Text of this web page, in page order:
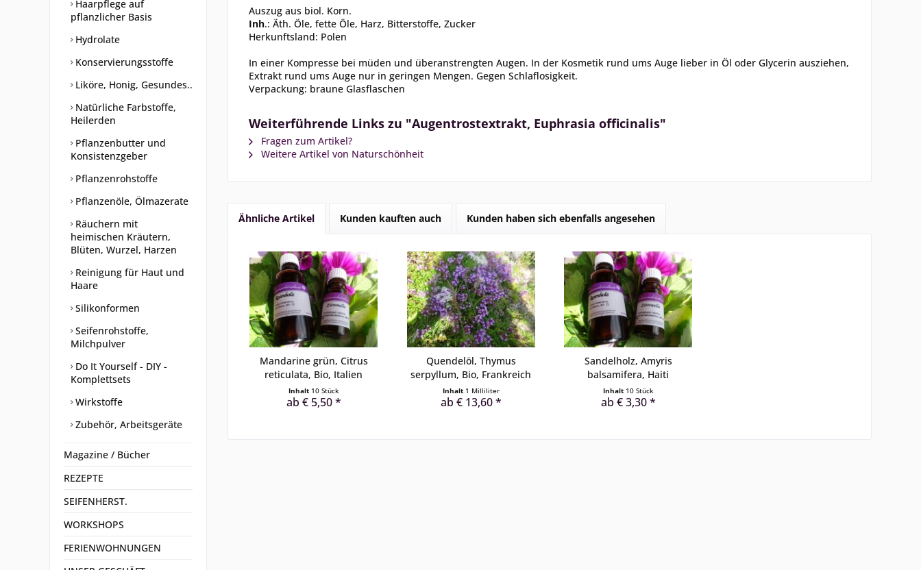
Haarpflege auf
pflanzlicher Basis
Hydrolate
Konservierungsstoffe
Liköre, Honig, Gesundes..
Natürliche Farbstoffe,
Heilerden
Pflanzenbutter und
Konsistenzgeber
Pflanzenrohstoffe
Pflanzenöle, Ölmazerate
Räuchern mit
heimischen Kräutern,
Blüten, Wurzel, Harzen
Reinigung für Haut und
Haare
Silikonformen
Seifenrohstoffe,
Milchpulver
Do It Yourself - DIY -
Komplettsets
Wirkstoffe
Zubehör, Arbeitsgeräte
Magazine / Bücher
REZEPTE
SEIFENHERST.
WORKSHOPS
FERIENWOHNUNGEN
Auszug aus biol. Korn.
Inh.: Äth. Öle, fette Öle, Harz, Bitterstoffe, Zucker
Herkunftsland: Polen
In einer Kompresse bei müden und überanstrengten Augen. In der Kosmetik rund ums Auge lieber in Öl oder Glycerin ausziehen,
Extrakt rund ums Auge nur in geringen Mengen. Gegen Schlaflosigkeit.
Verpackung: braune Glasflaschen
Weiterführende Links zu "Augentrostextrakt, Euphrasia officinalis"
Fragen zum Artikel?
Weitere Artikel von Naturschönheit
Ähnliche Artikel Kunden kauften auch Kunden haben sich ebenfalls angesehen
Mandarine grün, Citrus
reticulata, Bio, Italien
Inhalt 10 Stück
ab € 5,50 *
Quendelöl, Thymus
serpyllum, Bio, Frankreich
Inhalt 1 Milliliter
ab € 13,60 *
Sandelholz, Amyris
balsamifera, Haiti
Inhalt 10 Stück
ab € 3,30 *